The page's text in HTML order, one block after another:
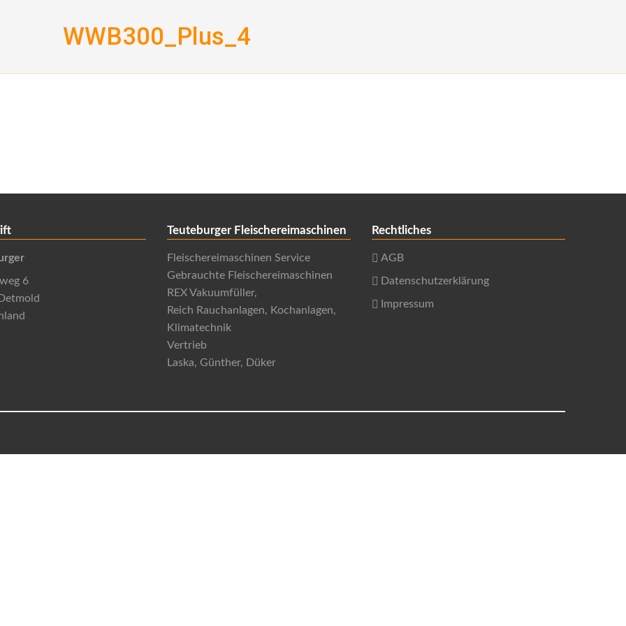
WWB300_Plus_4
6
Teuteburger Fleischereimaschinen
Fleischereimaschinen Service
Gebrauchte Fleischereimaschinen
REX Vakuumfüller,
Reich Rauchanlagen, Kochanlagen,
Klimatechnik
Vertrieb
Laska, Günther, Düker
Rechtliches
AGB
Datenschutzerklärung
Impressum